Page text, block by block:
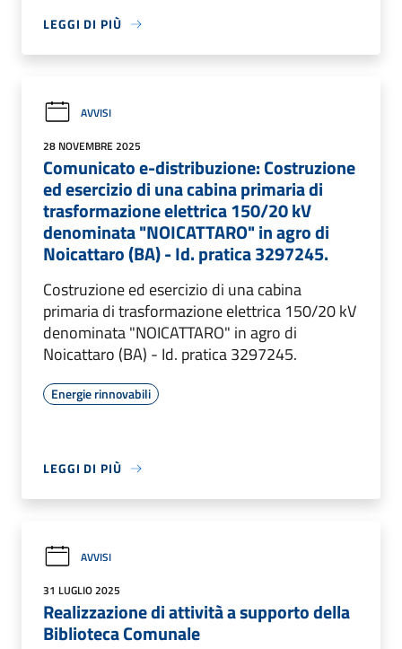
LEGGI DI PIÙ
AVVISI
28 NOVEMBRE 2025
Comunicato e-distribuzione: Costruzione
ed esercizio di una cabina primaria di
trasformazione elettrica 150/20 kV
denominata "NOICATTARO" in agro di
Noicattaro (BA) - Id. pratica 3297245.
Costruzione ed esercizio di una cabina
primaria di trasformazione elettrica 150/20 kV
denominata "NOICATTARO" in agro di
Noicattaro (BA) - Id. pratica 3297245.
Energie rinnovabili
LEGGI DI PIÙ
AVVISI
31 LUGLIO 2025
Realizzazione di attività a supporto della
Biblioteca Comunale